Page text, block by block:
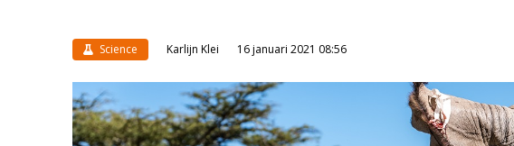
Science Karlijn Klei 16 januari 2021 08:56